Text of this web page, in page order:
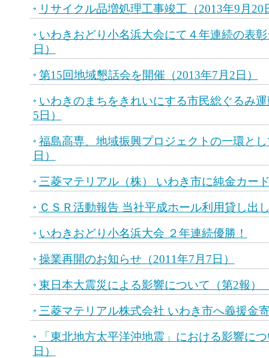
リサイクル品増処理工事竣工（2013年9月20
いわきおどり小名浜大会にて４年連続の表
日）
第15回地域懇話会を開催（2013年7月2日）
いわきのまちをきれいにする市民総ぐるみ
5日）
福島高専、地域振興プロジェクトの一環と
日）
三菱マテリアル（株） いわき市に純金カー
ＣＳＲ活動報告 当社平成ホール利用貸し出
いわきおどり小名浜大会 ２年連続優勝！
操業再開のお知らせ（2011年7月7日）
東日本大震災による影響について（第2報）
三菱マテリアル株式会社 いわき市へ義援金
「東北地方太平洋沖地震」における影響に
日）